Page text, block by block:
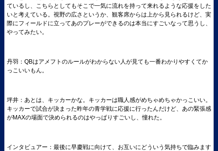
ているし、こちらとしてもそこで一気に流れを持って来れるような応援をした
いと考えている。視野の広さというか、観客席からは上から見られるけど、実
際にフィールドに立ってあのプレーができるのは本当にすごいなって思うし、
やってみたい。
丹羽：QBはアメフトのルールがわからない人が見ても一番わかりやすくてか
っこいいもん。
坪井：あとは、キッカーかな。キッカーは職人感がめちゃめちゃかっこいい。
キッカーで試合が決まった昨年の青学戦に応援に行ったんだけど、あの緊張感
がMAXの場面で決められるのはやっぱりすごいし、憧れた。
インタビュアー：最後に早慶戦に向けて、お互いにどういう気持ちで臨みます